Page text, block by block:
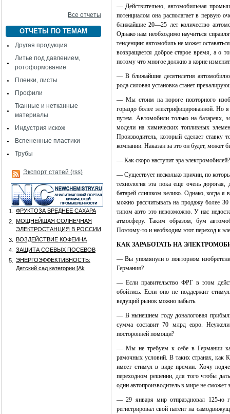
Все отчеты
ОТЧЕТЫ ПО ТЕМАМ
Другая продукция
Литье под давлением,
ротоформование
Пленки, листы
Профили
Тканные и нетканные
материалы
Индустрия искож
Вспененные пластики
Трубы
Экспорт статей (rss)
1.
ФРУКТОЗА ВРЕДНЕЕ САХАРА
2.
МОЩНЕЙШАЯ СОЛНЕЧНАЯ
ЭЛЕКТРОСТАНЦИЯ В РОССИИ
3.
ВОЗДЕЙСТВИЕ КОФЕИНА
4.
ЗАЩИТА СОЕВЫХ ПОСЕВОВ
5.
ЭНЕРГОЭФФЕКТИВНОСТЬ:
Детский сад категории [Аk
— Действительно, автомобильная
потенциалом она располагает в первую
ближайшие 20—25 лет количество
Однако нам необходимо научиться
тенденции: автомобиль не может
возвращается доброе старое время, а о
потому что многое должно в корне
— В ближайшие десятилетия автомобилю
рода силовая установка станет
— Мы стоим на пороге повторного
гораздо более электрифицированной. Но
путем. Автомобили только на батареях,
модели на химических топливных
Производитель, который сделает ставку
компании. Наказан за это он будет, может
— Как скоро наступит эра электромобилей?
— Существует несколько причин, по
технология эта пока еще очень дорогая,
батарей слишком велико. Однако, когда я
можно рассчитывать на продажу более
типом авто это невозможно. У нас
атмосферу. Таким образом, бум
Поэтому-то и необходим этот переход к
КАК ЗАРАБОТАТЬ НА
— Вы упомянули о повторном
Германия?
— Если правительство ФРГ в этом
обойтись. Если оно не поддержит
ведущий рынок можно забыть.
— В нынешнем году доналоговая
сумма составит 70 млрд евро.
посторонней помощи?
— Мы не требуем к себе в Германии
рамочных условий. В таких странах,
имеет стимул в виде премии. Хочу
переходном решении, для того чтобы
один автопроизводитель в мире не сможет
— 29 января мир отпраздновал 125-ю
регистрировал свой патент на